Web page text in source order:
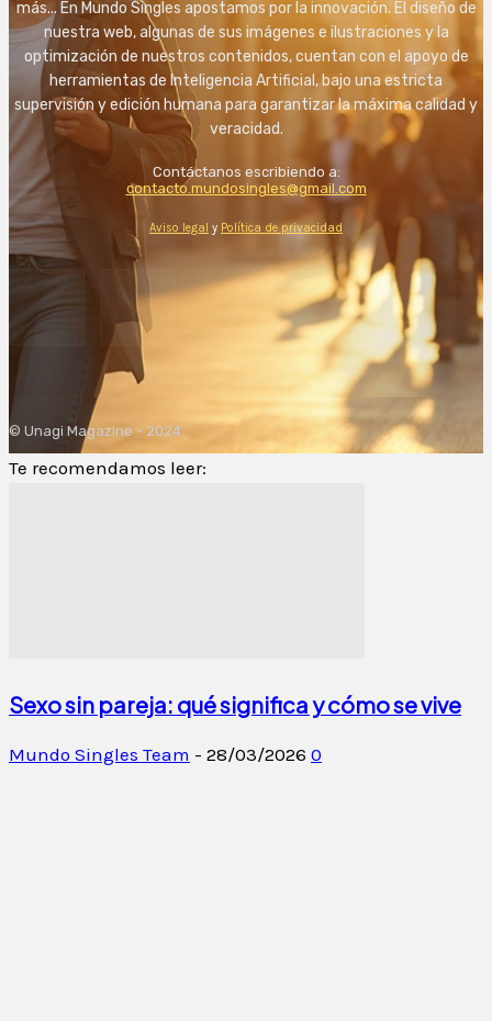
más... En Mundo Singles apostamos por la innovación. El diseño de
nuestra web, algunas de sus imágenes e ilustraciones y la
optimización de nuestros contenidos, cuentan con el apoyo de
herramientas de Inteligencia Artificial, bajo una estricta
supervisión y edición humana para garantizar la máxima calidad y
veracidad.
Contáctanos escribiendo a:
contacto.mundosingles@gmail.com
Aviso legal y Política de privacidad
© Unagi Magazine - 2024
Te recomendamos leer:
Sexo sin pareja: qué significa y cómo se vive
Mundo Singles Team - 28/03/2026 0